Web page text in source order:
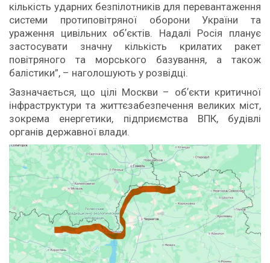
кількість ударних безпілотників для перевантаження
системи протиповітряної оборони України та
ураження цивільних обʼєктів. Надалі Росія планує
застосувати значну кількість крилатих ракет
повітряного та морського базування, а також
балістики”, – наголошують у розвідці.
Зазначається, що цілі Москви – обʼєкти критичної
інфраструктури та життєзабезпечення великих міст,
зокрема енергетики, підприємства ВПК, будівлі
органів державної влади.